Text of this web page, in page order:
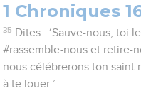
1 Chroniques
35 Dites : ‘Sauve-nous, toi
#rassemble-nous et retire-
nous célébrerons ton saint
à te louer.’